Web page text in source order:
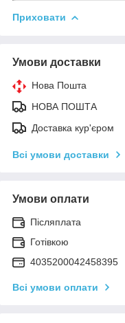
Приховати
Умови доставки
Нова Пошта
НОВА ПОШТА
Доставка кур'єром
Всі умови доставки
Умови оплати
Післяплата
Готівкою
4035200042458395
Всі умови оплати